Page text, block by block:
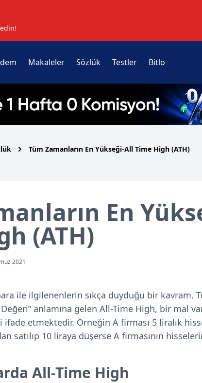
Makaleler Sözlük Testler Bitlo
Tüm Zamanların En Yükseği-All Time High (ATH)
En
(ATH)
2021
ile ilgilenenlerin sıkça duyduğu bir kavram.
anlamına gelen All-Time High, bir mal
etmektedir. Örneğin A firması 5 liralık
satılıp 10 liraya düşerse A firmasının
All-Time High